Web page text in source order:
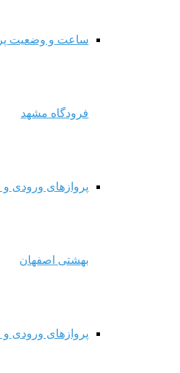
ساعت و وضعیت
فرودگاه مشهد
پروازهای ورودی
بهشتی اصفهان
پروازهای ورودی و